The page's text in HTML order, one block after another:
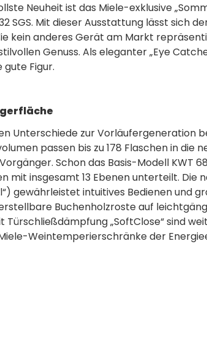
Neuheit ist das Miele-exklusive
SGS. Mit dieser Ausstattung lässt sich
kein anderes Gerät am Markt
Genuss. Als eleganter „Eye
gute Figur.
Unterschiede zur Vorläufergeneration
passen bis zu 178 Flaschen in die
Schon das Basis-Modell KWT
mit insgesamt 13 Ebenen unterteilt. Die
gewährleistet intuitives Bedienen und
Buchenholzroste auf
Türschließdämpfung „SoftClose“ sind
Weintemperierschränke der